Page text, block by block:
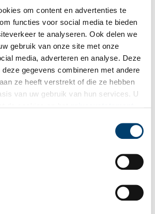
om content en advertenties te
functies voor social media te bieden
te analyseren. Ook delen we
gebruik van onze site met onze
media, adverteren en analyse. Deze
deze gegevens combineren met andere
ze heeft verstrekt of die ze hebben
van uw gebruik van hun services. U
zijn veel buitenplaatsen verdwenen. Soms
bestemming, bijvoorbeeld Landgoed
in Heiloo. Broeders van
Lourdes veranderden het oude landgoed
inrichting, bedoeld voor rooms-
uit heel Nederland. DeSint
, zoals IJpensteijn nu heet, helpt nog altijd
een afstandje is het markante gebouw te
groene koepel.